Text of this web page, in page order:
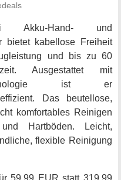
Akku-Hand- und
bietet kabellose Freiheit
und bis zu 60
Ausgestattet mit
ist er
Das beutellose,
komfortables Reinigen
Hartböden. Leicht,
flexible Reinigung